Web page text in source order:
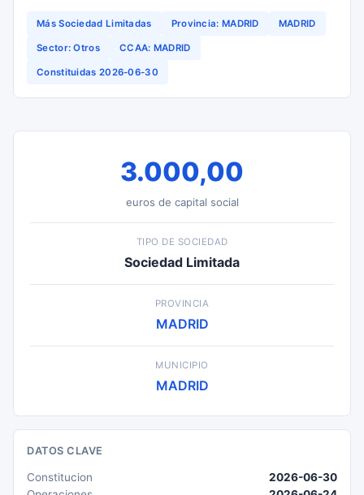
Más Sociedad Limitadas Provincia: MADRID MADRID
Sector: Otros CCAA: MADRID
Constituidas 2026-06-30
3.000,00
euros de capital social
TIPO DE SOCIEDAD
Sociedad Limitada
PROVINCIA
MADRID
MUNICIPIO
MADRID
DATOS CLAVE
Constitucion
2026-06-30